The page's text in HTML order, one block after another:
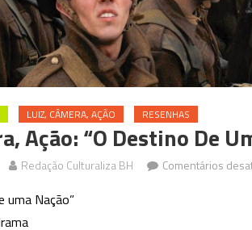
LUIZ, CÂMERA, AÇÃO RESENHAS
Ação: “O Destino De
Redação Culturaliza BH Comentários
uma Nação”